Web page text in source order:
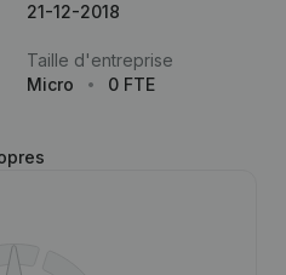
21-12-2018
Taille d'entreprise
Micro
0 FTE